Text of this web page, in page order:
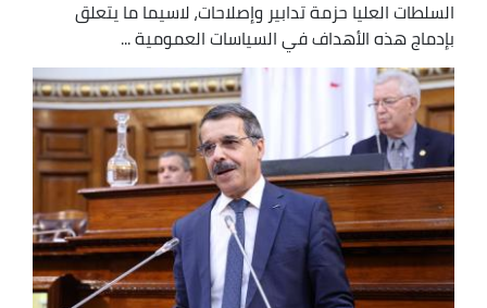
السلطات العليا حزمة تدابير وإصلاحات، لاسيما ما يتعلق
بإدماج هذه الأهداف في السياسات العمومية ...